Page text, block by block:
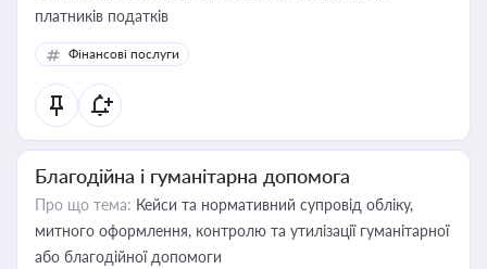
платників податків
Фінансові послуги
Благодійна і гуманітарна допомога
Про що тема: Кейси та нормативний супровід обліку,
митного оформлення, контролю та утилізації гуманітарної
або благодійної допомоги